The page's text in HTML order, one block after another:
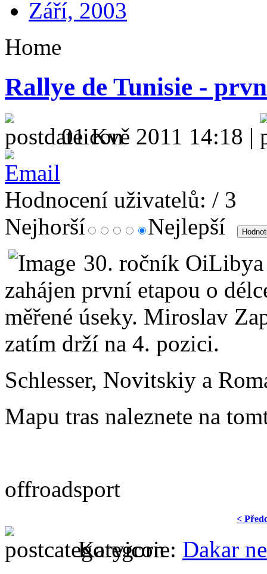
Září, 2003
Home
Rallye de Tunisie -
01 Kvě 2011 14:18 |
Hodnocení uživatelů: / 3
Nejhorší
Nejlepší
30. ročník
zahájen první etapou o
měřené úseky. Miroslav
zatím drží na 4. pozici.
Schlesser, Novitskiy a
Mapu tras naleznete na
offroadsport
<
Kategorie: Dakar